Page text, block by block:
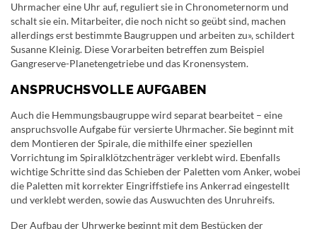
Uhrmacher eine Uhr auf, reguliert sie in Chronometernorm und
schalt sie ein. Mitarbeiter, die noch nicht so geübt sind, machen
allerdings erst bestimmte Baugruppen und arbeiten zu», schildert
Susanne Kleinig. Diese Vorarbeiten betreffen zum Beispiel
Gangreserve-Planetengetriebe und das Kronensystem.
ANSPRUCHSVOLLE AUFGABEN
Auch die Hemmungsbaugruppe wird separat bearbeitet – eine
anspruchsvolle Aufgabe für versierte Uhrmacher. Sie beginnt mit
dem Montieren der Spirale, die mithilfe einer speziellen
Vorrichtung im Spiralklötzchenträger verklebt wird. Ebenfalls
wichtige Schritte sind das Schieben der Paletten vom Anker, wobei
die Paletten mit korrekter Eingriffstiefe ins Ankerrad eingestellt
und verklebt werden, sowie das Auswuchten des Unruhreifs.
Der Aufbau der Uhrwerke beginnt mit dem Bestücken der